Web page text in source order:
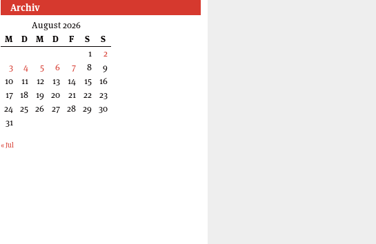
Archiv
August 2026
M
D M D F S
S
1
2
3
4 5 6 7 8
9
10
11 12 13 14 15
16
17 18 19 20 21 22
23
24 25 26 27 28 29 30
31
« Jul